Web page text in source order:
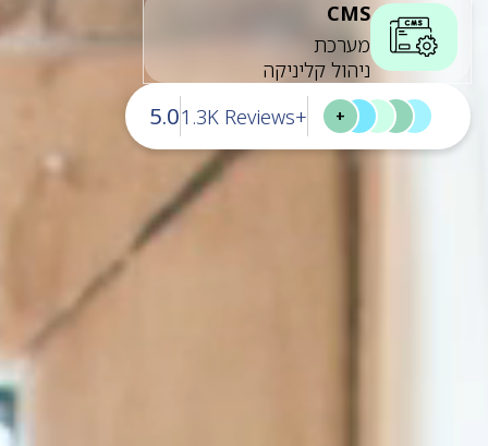
CMS
מערכת
ניהול קליניקה
+
+1.3K Reviews
5.0